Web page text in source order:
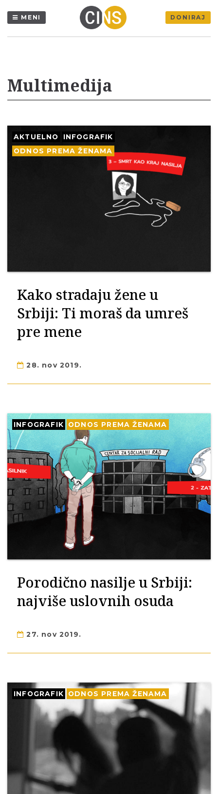
MENI DONIRAJ
Multimedija
AKTUELNO
INFOGRAFIK
ODNOS PREMA ŽENAMA
Kako stradaju žene u
Srbiji: Ti moraš da umreš
pre mene
28. nov 2019.
INFOGRAFIK ODNOS PREMA ŽENAMA
Porodično nasilje u Srbiji:
najviše uslovnih osuda
27. nov 2019.
INFOGRAFIK ODNOS PREMA ŽENAMA